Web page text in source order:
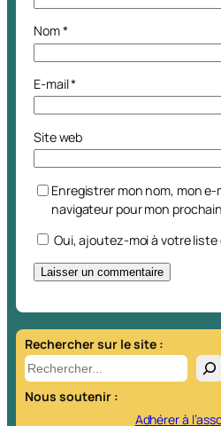
Nom*
E-mail*
Site web
Enregistrer mon nom, mon
navigateur pour mon
Oui, ajoutez-moi à votre
t
e
r
n
Rechercher sur le site :
R
e
c
Nous soutenir :
Adhérer à